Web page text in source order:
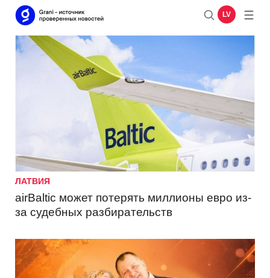
LV
ЛАТВИЯ
airBaltic может потерять миллионы евро из-
за судебных разбирательств